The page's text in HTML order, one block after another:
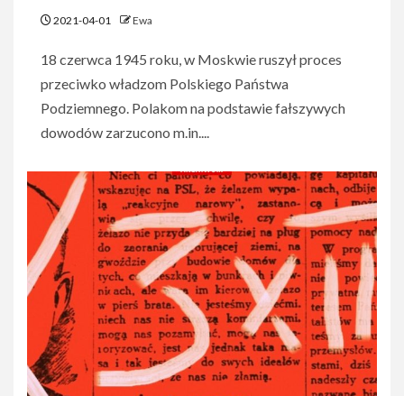
2021-04-01 Ewa
18 czerwca 1945 roku, w Moskwie ruszył proces
przeciwko władzom Polskiego Państwa
Podziemnego. Polakom na podstawie fałszywych
dowodów zarzucono m.in....